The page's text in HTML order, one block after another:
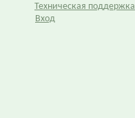
Техническая поддержка
Вход